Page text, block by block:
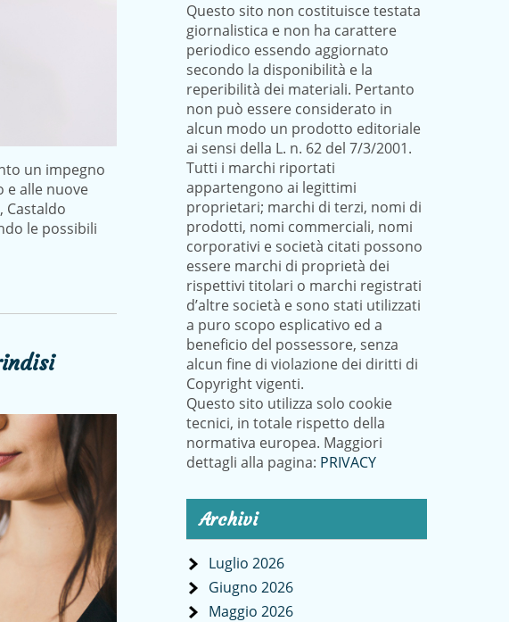
un impegno
e alle nuove
Castaldo
le possibili
Questo sito non costituisce testata
giornalistica e non ha carattere
periodico essendo aggiornato
secondo la disponibilità e la
reperibilità dei materiali. Pertanto
non può essere considerato in
alcun modo un prodotto editoriale
ai sensi della L. n. 62 del 7/3/2001.
Tutti i marchi riportati
appartengono ai legittimi
proprietari; marchi di terzi, nomi di
prodotti, nomi commerciali, nomi
corporativi e società citati possono
essere marchi di proprietà dei
rispettivi titolari o marchi registrati
d’altre società e sono stati utilizzati
a puro scopo esplicativo ed a
beneficio del possessore, senza
alcun fine di violazione dei diritti di
Copyright vigenti.
Questo sito utilizza solo cookie
tecnici, in totale rispetto della
normativa europea. Maggiori
dettagli alla pagina: PRIVACY
Archivi
Luglio 2026
Giugno 2026
Maggio 2026